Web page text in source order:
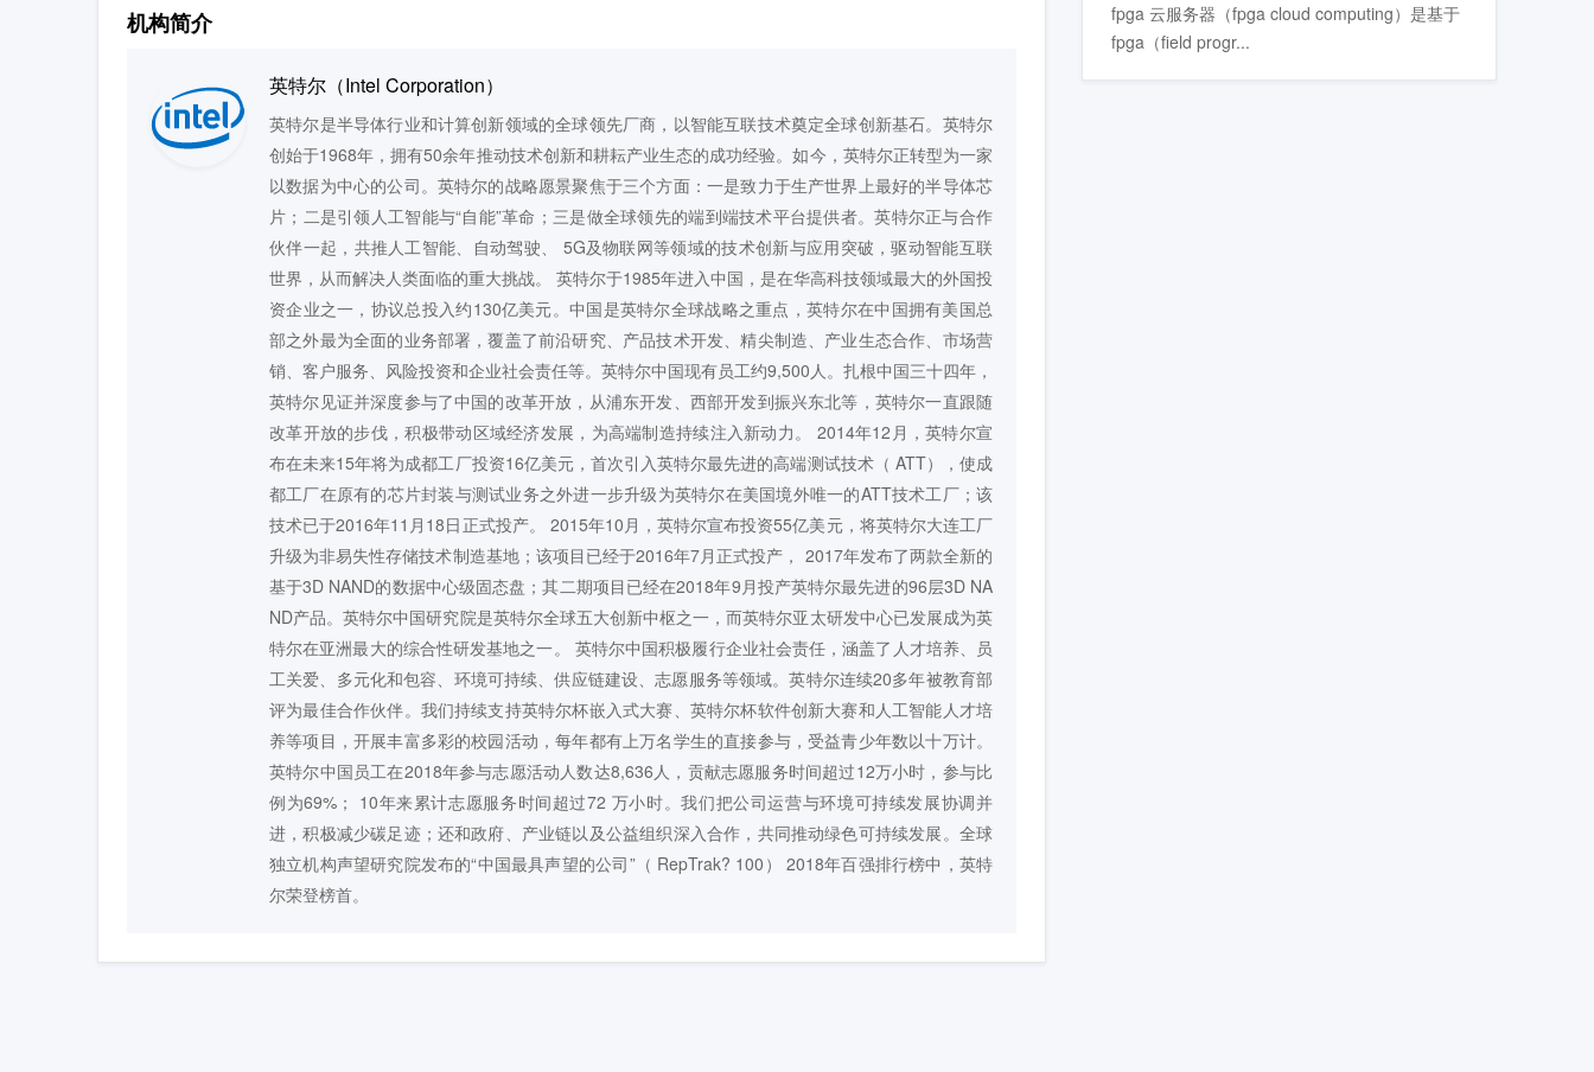
机构简介
英特尔（Intel Corporation）
英特尔是半导体行业和计算创新领域的全球领先厂商，以智能互联技术奠定全球创新基石。英特尔
创始于1968年，拥有50余年推动技术创新和耕耘产业生态的成功经验。如今，英特尔正转型为一家
以数据为中心的公司。英特尔的战略愿景聚焦于三个方面：一是致力于生产世界上最好的半导体芯
片；二是引领人工智能与“自能”革命；三是做全球领先的端到端技术平台提供者。英特尔正与合作
伙伴一起，共推人工智能、自动驾驶、 5G及物联网等领域的技术创新与应用突破，驱动智能互联
世界，从而解决人类面临的重大挑战。 英特尔于1985年进入中国，是在华高科技领域最大的外国投
资企业之一，协议总投入约130亿美元。中国是英特尔全球战略之重点，英特尔在中国拥有美国总
部之外最为全面的业务部署，覆盖了前沿研究、产品技术开发、精尖制造、产业生态合作、市场营
销、客户服务、风险投资和企业社会责任等。英特尔中国现有员工约9,500人。扎根中国三十四年，
英特尔见证并深度参与了中国的改革开放，从浦东开发、西部开发到振兴东北等，英特尔一直跟随
改革开放的步伐，积极带动区域经济发展，为高端制造持续注入新动力。 2014年12月，英特尔宣
布在未来15年将为成都工厂投资16亿美元，首次引入英特尔最先进的高端测试技术（ ATT），使成
都工厂在原有的芯片封装与测试业务之外进一步升级为英特尔在美国境外唯一的ATT技术工厂；该
技术已于2016年11月18日正式投产。 2015年10月，英特尔宣布投资55亿美元，将英特尔大连工厂
升级为非易失性存储技术制造基地；该项目已经于2016年7月正式投产， 2017年发布了两款全新的
基于3D NAND的数据中心级固态盘；其二期项目已经在2018年9月投产英特尔最先进的96层3D NA
ND产品。英特尔中国研究院是英特尔全球五大创新中枢之一，而英特尔亚太研发中心已发展成为英
特尔在亚洲最大的综合性研发基地之一。 英特尔中国积极履行企业社会责任，涵盖了人才培养、员
工关爱、多元化和包容、环境可持续、供应链建设、志愿服务等领域。英特尔连续20多年被教育部
评为最佳合作伙伴。我们持续支持英特尔杯嵌入式大赛、英特尔杯软件创新大赛和人工智能人才培
养等项目，开展丰富多彩的校园活动，每年都有上万名学生的直接参与，受益青少年数以十万计。
英特尔中国员工在2018年参与志愿活动人数达8,636人，贡献志愿服务时间超过12万小时，参与比
例为69%； 10年来累计志愿服务时间超过72 万小时。我们把公司运营与环境可持续发展协调并
进，积极减少碳足迹；还和政府、产业链以及公益组织深入合作，共同推动绿色可持续发展。全球
独立机构声望研究院发布的“中国最具声望的公司”（ RepTrak? 100） 2018年百强排行榜中，英特
尔荣登榜首。
fpga 云服务器（fpga cloud computing）是基于
fpga（field progr...